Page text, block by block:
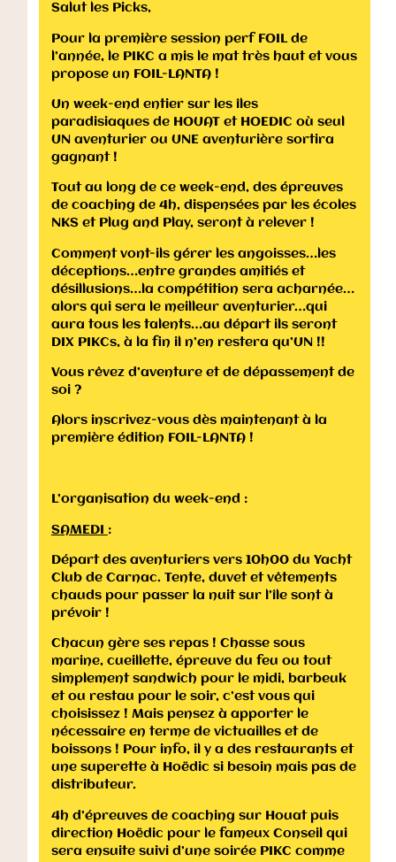
Salut les Picks,
Pour la première session perf FOIL de
l’année, le PIKC a mis le mat très haut et vous
propose un FOIL-LANTA !
Un week-end entier sur les îles
paradisiaques de HOUAT et HOEDIC où seul
UN aventurier ou UNE aventurière sortira
gagnant !
Tout au long de ce week-end, des épreuves
de coaching de 4h, dispensées par les écoles
NKS et Plug and Play, seront à relever !
Comment vont-ils gérer les angoisses…les
déceptions…entre grandes amitiés et
désillusions…la compétition sera acharnée…
alors qui sera le meilleur aventurier…qui
aura tous les talents…au départ ils seront
DIX PIKCs, à la fin il n’en restera qu’UN !!
Vous rêvez d’aventure et de dépassement de
soi ?
Alors inscrivez-vous dès maintenant à la
première édition FOIL-LANTA !
L’organisation du week-end :
SAMEDI :
Départ des aventuriers vers 10h00 du Yacht
Club de Carnac. Tente, duvet et vêtements
chauds pour passer la nuit sur l’île sont à
prévoir !
Chacun gère ses repas ! Chasse sous
marine, cueillette, épreuve du feu ou tout
simplement sandwich pour le midi, barbeuk
et ou restau pour le soir, c’est vous qui
choisissez ! Mais pensez à apporter le
nécessaire en terme de victuailles et de
boissons ! Pour info, il y a des restaurants et
une superette à Hoëdic si besoin mais pas de
distributeur.
4h d’épreuves de coaching sur Houat puis
direction Hoëdic pour le fameux Conseil qui
sera ensuite suivi d’une soirée PIKC comme